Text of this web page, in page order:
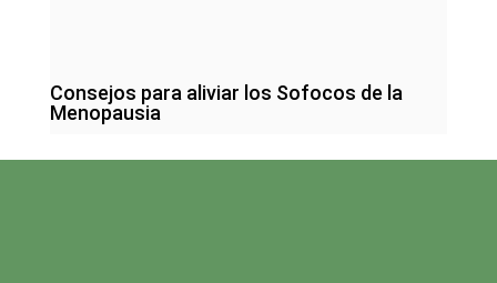
Consejos para aliviar los Sofocos de la
Menopausia